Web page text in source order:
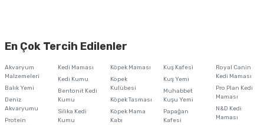
En Çok Tercih Edilenler
Akvaryum
Malzemeleri
Balık Yemi
Deniz
Akvaryumu
Protein
Kedi Maması
Kedi Kumu
Bentonit Kedi
Kumu
Silika Kedi
Kumu
Köpek Maması
Köpek
Kulübesi
Köpek Tasması
Köpek Mama
Kabı
Kuş Kafesi
Kuş Yemi
Muhabbet
Kuşu Yemi
Papağan
Kafesi
Royal Canin
Kedi Maması
Pro Plan Kedi
Maması
N&D Kedi
Maması